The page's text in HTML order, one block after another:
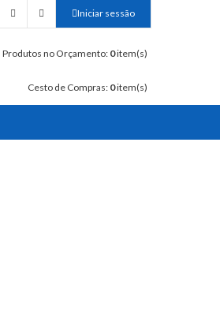
Iniciar sessão
Produtos no Orçamento: 0item(s)
Cesto de Compras: 0item(s)